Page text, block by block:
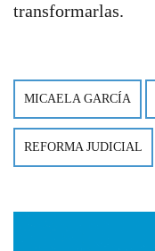
transformarlas.
MICAELA GARCÍA
REFORMA JUDICIAL